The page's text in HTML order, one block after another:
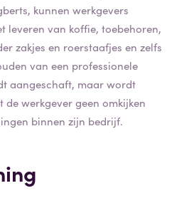
kunnen werkgevers
leveren van koffie, toebehoren,
zakjes en roerstaafjes en zelfs
van een professionele
aangeschaft, maar wordt
werkgever geen omkijken
binnen zijn bedrijf.